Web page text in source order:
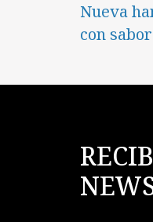
Nueva
con